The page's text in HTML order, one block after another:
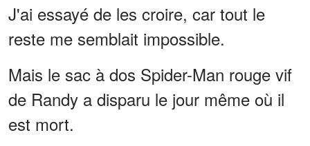
J'ai essayé de les croire, car tout le
reste me semblait impossible.
Mais le sac à dos Spider-Man rouge vif
de Randy a disparu le jour même où il
est mort.